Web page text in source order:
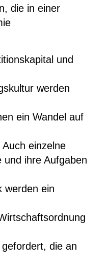
die in einer
und
werden
ein Wandel auf
einzelne
und ihre Aufgaben
werden ein
die an